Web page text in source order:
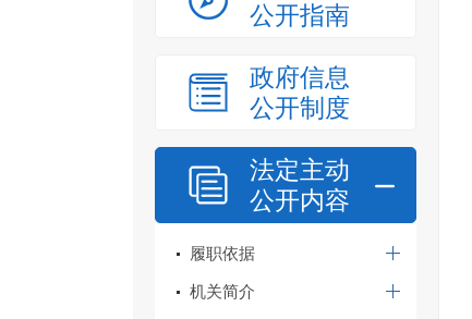
公开指南
政府信息
公开制度
法定主动
公开内容
履职依据
机关简介